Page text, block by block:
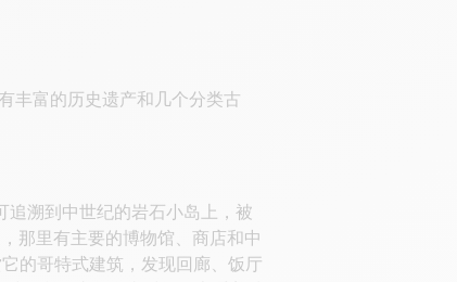
丰富的历史遗产和几个分类古
溯到中世纪的岩石小岛上，被
那里有主要的博物馆、商店和中
的哥特式建筑，发现回廊、饭厅